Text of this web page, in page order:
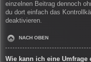
einzelnen Beitrag dennoch
du dort einfach das
deaktivieren.
NACH OBEN
Wie kann ich eine Umfrage